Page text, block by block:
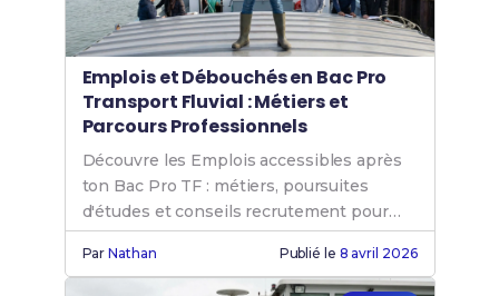
Emplois et Débouchés en Bac Pro
Transport Fluvial : Métiers et
Parcours Professionnels
Découvre les Emplois accessibles après
ton Bac Pro TF : métiers, poursuites
d'études et conseils recrutement pour
réussir.
ParNathan Publié le 8 avril 2026